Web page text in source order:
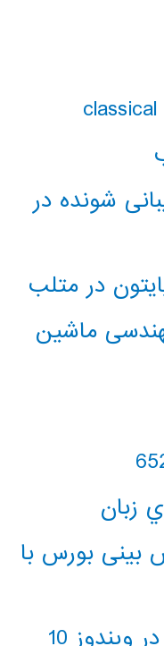
شونده در
در متلب
ماشین
زبان
بینی بورس با